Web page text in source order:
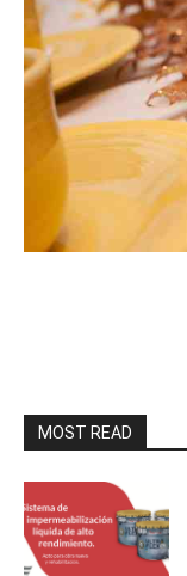
MOST READ